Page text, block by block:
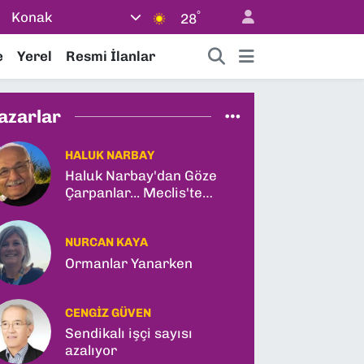
Konak 28°
Yerel Resmi İlanlar
HALUK NARBAY
Haluk Narbay'dan Göze
Çarpanlar... Meclis'te
NURCAN KAYA
Ormanlar Yanarken
CENGIZ GÜVEN
Sendikalı işçi sayısı
azalıyor